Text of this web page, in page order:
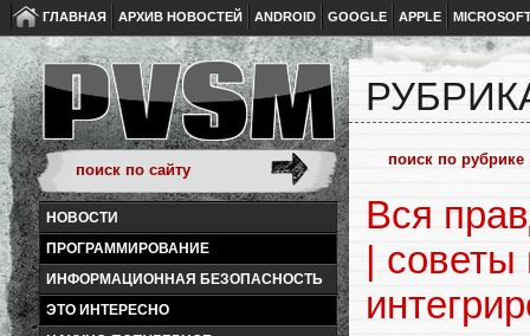
ГЛАВНАЯ АРХИВ НОВОСТЕЙ ANDROID GOOGLE APPLE
НОВОСТИ
ПРОГРАММИРОВАНИЕ
ИНФОРМАЦИОННАЯ БЕЗОПАСНОСТЬ
ЭТО ИНТЕРЕСНО
Вся
|